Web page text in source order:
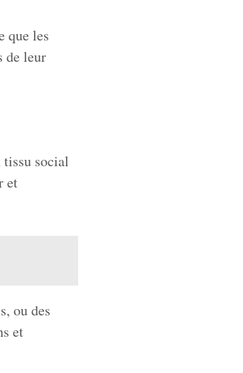
que les
de leur
social
et
ou des
et